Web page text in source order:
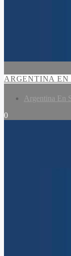
ARGENTINA EN
Argentina En
0